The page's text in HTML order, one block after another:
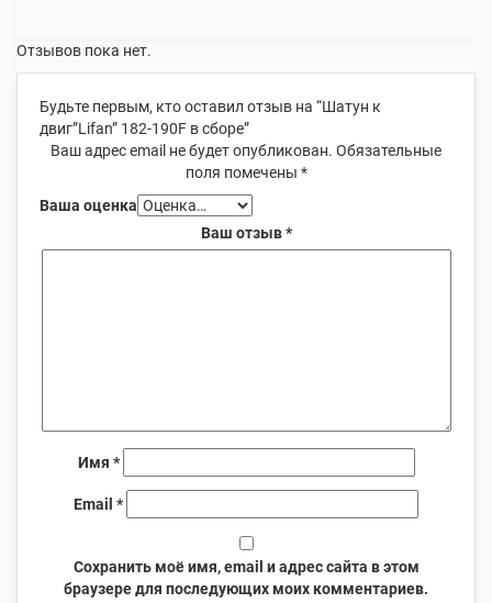
Отзывов пока нет.
Будьте первым, кто оставил отзыв на “Шатун к
двиг”Lifan” 182-190F в сборе”
Ваш адрес email не будет опубликован. Обязательные
поля помечены *
Ваша оценка
Ваш отзыв*
Имя *
Email *
Сохранить моё имя, email и адрес сайта в этом
браузере для последующих моих комментариев.